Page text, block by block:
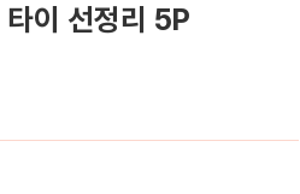
이 선정리 5P